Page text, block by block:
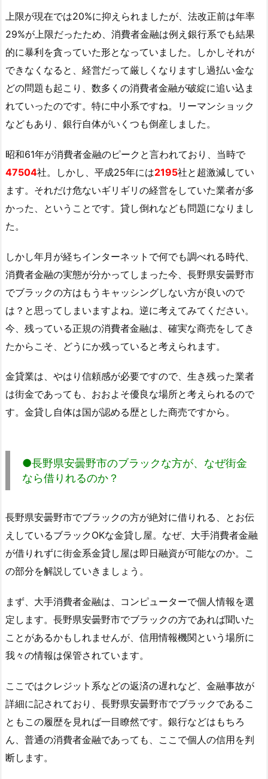
上限が現在では20%に抑えられましたが、法改正前は年率
29%が上限だったため、消費者金融は例え銀行系でも結果
的に暴利を貪っていた形となっていました。しかしそれが
できなくなると、経営だって厳しくなりますし過払い金な
どの問題も起こり、数多くの消費者金融が破綻に追い込ま
れていったのです。特に中小系ですね。リーマンショック
などもあり、銀行自体がいくつも倒産しました。
昭和61年が消費者金融のピークと言われており、当時で
47504社。しかし、平成25年には2195社と超激減してい
ます。それだけ危ないギリギリの経営をしていた業者が多
かった、ということです。貸し倒れなども問題になりまし
た。
しかし年月が経ちインターネットで何でも調べれる時代、
消費者金融の実態が分かってしまった今、長野県安曇野市
でブラックの方はもうキャッシングしない方が良いので
は？と思ってしまいますよね。逆に考えてみてください。
今、残っている正規の消費者金融は、確実な商売をしてき
たからこそ、どうにか残っていると考えられます。
金貸業は、やはり信頼感が必要ですので、生き残った業者
は街金であっても、おおよそ優良な場所と考えられるので
す。金貸し自体は国が認める歴とした商売ですから。
●長野県安曇野市のブラックな方が、なぜ街金
なら借りれるのか？
長野県安曇野市でブラックの方が絶対に借りれる、とお伝
えしているブラックOKな金貸し屋。なぜ、大手消費者金融
が借りれずに街金系金貸し屋は即日融資が可能なのか。こ
の部分を解説していきましょう。
まず、大手消費者金融は、コンピューターで個人情報を選
定します。長野県安曇野市でブラックの方であれば聞いた
ことがあるかもしれませんが、信用情報機関という場所に
我々の情報は保管されています。
ここではクレジット系などの返済の遅れなど、金融事故が
詳細に記されており、長野県安曇野市でブラックであるこ
ともこの履歴を見れば一目瞭然です。銀行などはもちろ
ん、普通の消費者金融であっても、ここで個人の信用を判
断します。